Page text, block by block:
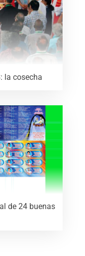
la cosecha
de 24 buenas